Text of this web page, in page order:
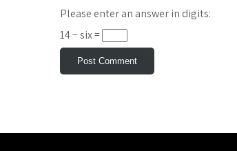
Please enter an answer in digits:
14 − six =